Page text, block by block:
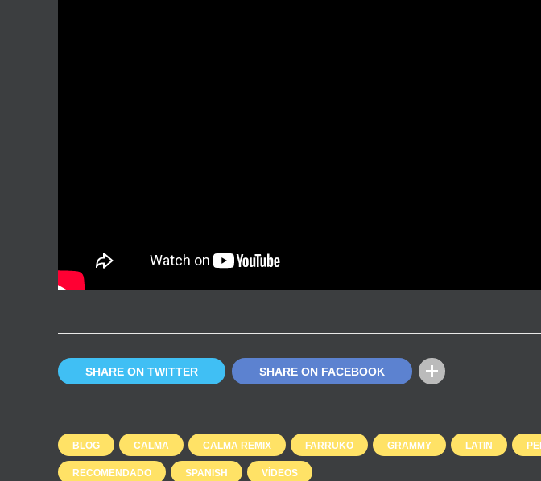
SHARE ON TWITTER SHARE ON FACEBOOK
BLOG CALMA CALMA REMIX FARRUKO GRAMMY LATIN
RECOMENDADO SPANISH VÍDEOS